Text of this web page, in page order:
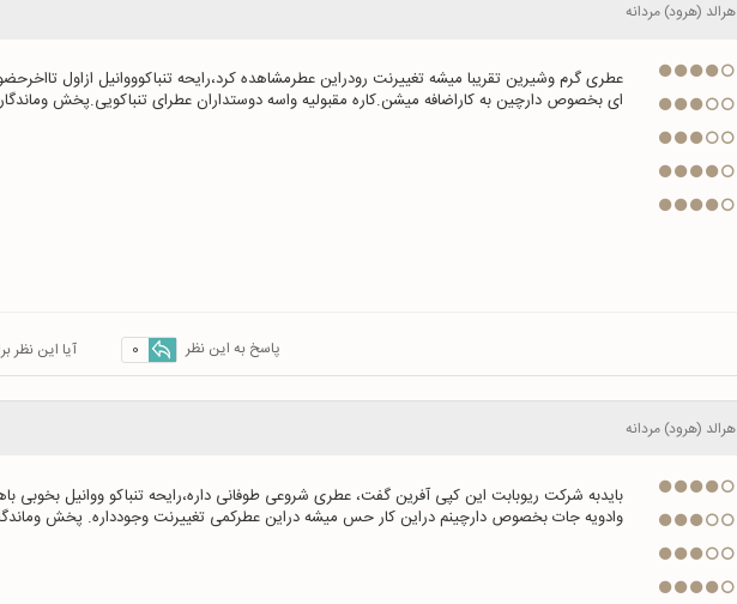
هرالد (هرود) مردانه
ای بخصوص دارچین به کاراضافه میشن.کاره مقبولیه واسه دوستداران عطرای تنباکویی.پخش
آیا این نظر پاسخ به این نظر 0
هرالد (هرود) مردانه
وادویه جات بخصوص دارچینم دراین کار حس میشه دراین عطرکمی تغییرنت وجودداره. پخش